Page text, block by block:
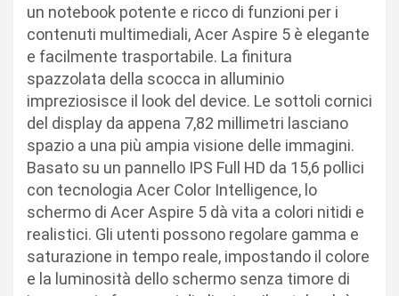
un notebook potente e ricco di funzioni per i
contenuti multimediali, Acer Aspire 5 è elegante
e facilmente trasportabile. La finitura
spazzolata della scocca in alluminio
impreziosisce il look del device. Le sottoli cornici
del display da appena 7,82 millimetri lasciano
spazio a una più ampia visione delle immagini.
Basato su un pannello IPS Full HD da 15,6 pollici
con tecnologia Acer Color Intelligence, lo
schermo di Acer Aspire 5 dà vita a colori nitidi e
realistici. Gli utenti possono regolare gamma e
saturazione in tempo reale, impostando il colore
e la luminosità dello schermo senza timore di